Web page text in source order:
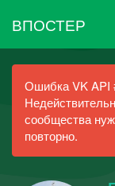
ВПОСТЕР
Ошибка VK API
сообщества
повторно.